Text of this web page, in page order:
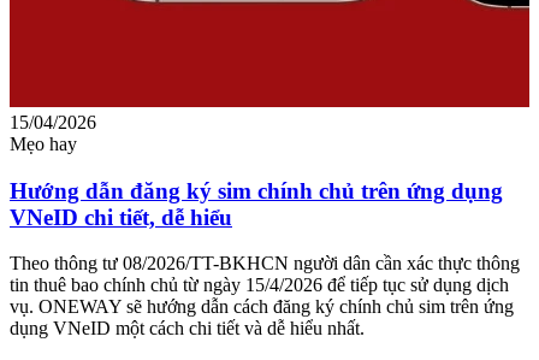
15/04/2026
Mẹo hay
Hướng dẫn đăng ký sim chính chủ trên ứng dụng
VNeID chi tiết, dễ hiểu
Theo thông tư 08/2026/TT-BKHCN người dân cần xác thực thông
tin thuê bao chính chủ từ ngày 15/4/2026 để tiếp tục sử dụng dịch
vụ. ONEWAY sẽ hướng dẫn cách đăng ký chính chủ sim trên ứng
dụng VNeID một cách chi tiết và dễ hiểu nhất.